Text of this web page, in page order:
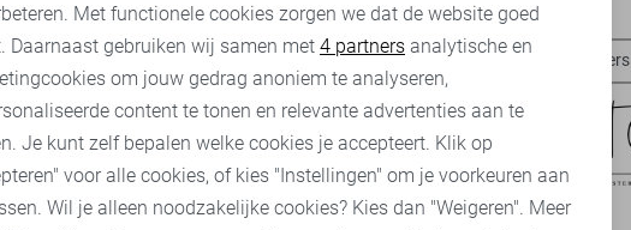
de Yong broeken Jacqueline de Yong truien Jacqueline de Yong sweaters
cookies Marketing cookies
Met functionele cookies zorgen we dat de website goed
Daarnaast gebruiken wij samen met 4 partners analytische en
om jouw gedrag anoniem te analyseren,
content te tonen en relevante advertenties aan te
Je kunt zelf bepalen welke cookies je accepteert. Klik op
voor alle cookies, of kies "Instellingen" om je voorkeuren aan
Wil je alleen noodzakelijke cookies? Kies dan "Weigeren". Meer